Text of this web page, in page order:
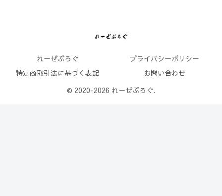
れーぜぶろぐ
プライバシーポリシー
特定商取引法に基づく表記
お問い合わせ
© 2020-2026 れーぜぶろぐ.